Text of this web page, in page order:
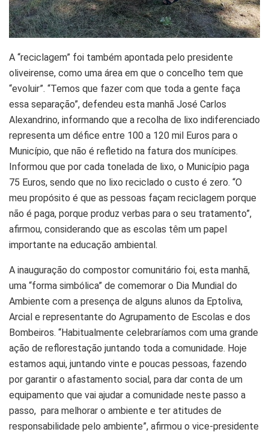
A “reciclagem” foi também apontada pelo presidente
oliveirense, como uma área em que o concelho tem que
“evoluir”. “Temos que fazer com que toda a gente faça
essa separação”, defendeu esta manhã José Carlos
Alexandrino, informando que a recolha de lixo indiferenciado
representa um défice entre 100 a 120 mil Euros para o
Município, que não é refletido na fatura dos munícipes.
Informou que por cada tonelada de lixo, o Município paga
75 Euros, sendo que no lixo reciclado o custo é zero. “O
meu propósito é que as pessoas façam reciclagem porque
não é paga, porque produz verbas para o seu tratamento”,
afirmou, considerando que as escolas têm um papel
importante na educação ambiental.
A inauguração do compostor comunitário foi, esta manhã,
uma “forma simbólica” de comemorar o Dia Mundial do
Ambiente com a presença de alguns alunos da Eptoliva,
Arcial e representante do Agrupamento de Escolas e dos
Bombeiros. “Habitualmente celebraríamos com uma grande
ação de reflorestação juntando toda a comunidade. Hoje
estamos aqui, juntando vinte e poucas pessoas, fazendo
por garantir o afastamento social, para dar conta de um
equipamento que vai ajudar a comunidade neste passo a
passo, para melhorar o ambiente e ter atitudes de
responsabilidade pelo ambiente”, afirmou o vice-presidente